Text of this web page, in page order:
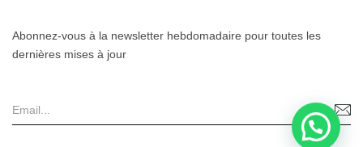
Abonnez-vous à la newsletter hebdomadaire pour toutes les
dernières mises à jour